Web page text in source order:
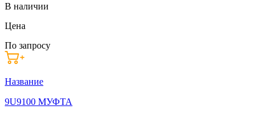
В наличии
Цена
По запросу
Название
9U9100 МУФТА